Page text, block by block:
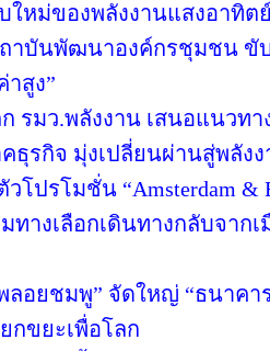
ใหม่ของพลังงานแสงอาทิต
ถาบันพัฒนาองค์กรชุมชน ขั
สูง”
รมว.พลังงาน เสนอแนวท
ธุรกิจ มุ่งเปลี่ยนผ่านสู่พลัง
โปรโมชั่น “Amsterdam &
ทางเลือกเดินทางกลับจาก
ลอยชมพู” จัดใหญ่ “ธนาคา
กขยะเพื่อโลก